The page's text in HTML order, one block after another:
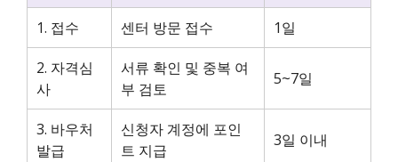
1. 접수 센터 방문 접수 1일
2. 자격심
사
서류 확인 및 중복 여
부 검토
5~7일
3. 바우처
발급
신청자 계정에 포인
트 지급
3일 이내